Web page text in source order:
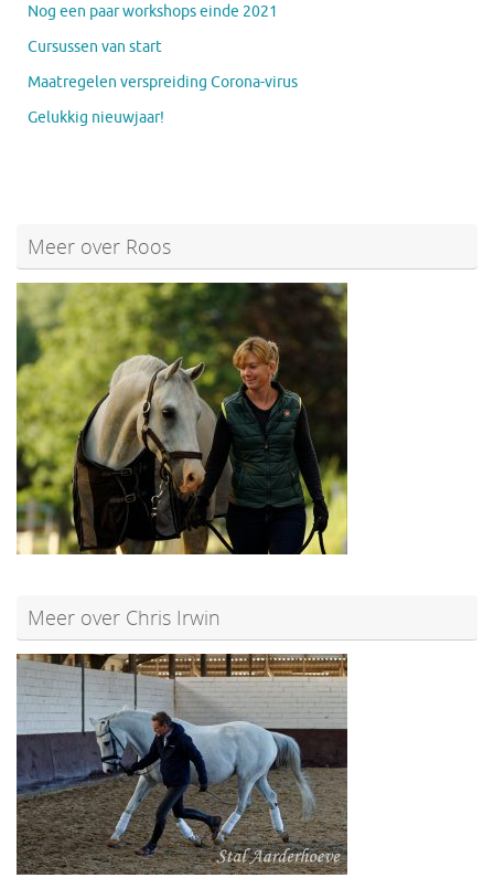
Nog een paar workshops einde 2021
Cursussen van start
Maatregelen verspreiding Corona-virus
Gelukkig nieuwjaar!
Meer over Roos
Meer over Chris Irwin